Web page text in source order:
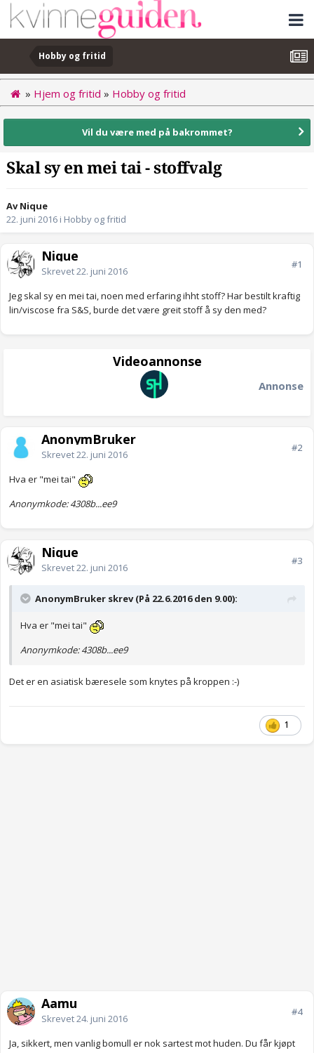
Hobby og fritid
» Hjem og fritid » Hobby og fritid
Vil du være med på bakrommet?
Skal sy en mei tai - stoffvalg
Av Nique
22. juni 2016 i Hobby og fritid
Nique
Skrevet22. juni 2016
#1
Jeg skal sy en mei tai, noen med erfaring ihht stoff? Har bestilt kraftig
lin/viscose fra S&S, burde det være greit stoff å sy den med?
Videoannonse
Annonse
AnonymBruker
Skrevet22. juni 2016
#2
Hva er "mei tai"
Anonymkode: 4308b...ee9
Nique
Skrevet22. juni 2016
#3
AnonymBruker skrev (På 22.6.2016 den 9.00):
Hva er "mei tai"
Anonymkode: 4308b...ee9
Det er en asiatisk bæresele som knytes på kroppen :-)
1
Aamu
Skrevet24. juni 2016
#4
Ja, sikkert, men vanlig bomull er nok sartest mot huden. Du får kjøpt